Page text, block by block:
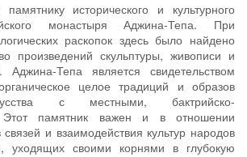
исторического и культурного
монастыря Аджина-Тепа. При
раскопок здесь было найдено
произведений скульптуры, живописи и
Тепа является свидетельством
целое традиций и образов
с местными, бактрийско-
Этот памятник важен и в отношении
и взаимодействия культур народов
уходящих своими корнями в глубокую